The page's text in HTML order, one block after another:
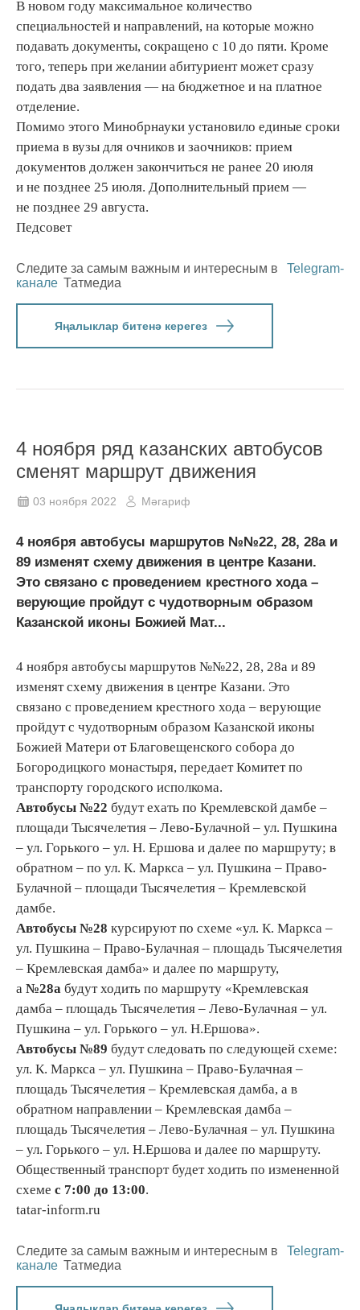
В новом году максимальное количество
специальностей и направлений, на которые можно
подавать документы, сокращено с 10 до пяти. Кроме
того, теперь при желании абитуриент может сразу
подать два заявления — на бюджетное и на платное
отделение.
Помимо этого Минобрнауки установило единые сроки
приема в вузы для очников и заочников: прием
документов должен закончиться не ранее 20 июля
и не позднее 25 июля. Дополнительный прием —
не позднее 29 августа.
Педсовет
Следите за самым важным и интересным в
Telegram-
канале Татмедиа
Яңалыклар битенә керегез
4 ноября ряд казанских автобусов
сменят маршрут движения
03 ноября 2022 Мәгариф
4 ноября автобусы маршрутов №№22, 28, 28а и
89 изменят схему движения в центре Казани.
Это связано с проведением крестного хода –
верующие пройдут с чудотворным образом
Казанской иконы Божией Мат...
4 ноября автобусы маршрутов №№22, 28, 28а и 89
изменят схему движения в центре Казани. Это
связано с проведением крестного хода – верующие
пройдут с чудотворным образом Казанской иконы
Божией Матери от Благовещенского собора до
Богородицкого монастыря, передает Комитет по
транспорту городского исполкома.
Автобусы №22 будут ехать по Кремлевской дамбе –
площади Тысячелетия – Лево-Булачной – ул. Пушкина
– ул. Горького – ул. Н. Ершова и далее по маршруту; в
обратном – по ул. К. Маркса – ул. Пушкина – Право-
Булачной – площади Тысячелетия – Кремлевской
дамбе.
Автобусы №28 курсируют по схеме «ул. К. Маркса –
ул. Пушкина – Право-Булачная – площадь Тысячелетия
– Кремлевская дамба» и далее по маршруту,
а №28а будут ходить по маршруту «Кремлевская
дамба – площадь Тысячелетия – Лево-Булачная – ул.
Пушкина – ул. Горького – ул. Н.Ершова».
Автобусы №89 будут следовать по следующей схеме:
ул. К. Маркса – ул. Пушкина – Право-Булачная –
площадь Тысячелетия – Кремлевская дамба, а в
обратном направлении – Кремлевская дамба –
площадь Тысячелетия – Лево-Булачная – ул. Пушкина
– ул. Горького – ул. Н.Ершова и далее по маршруту.
Общественный транспорт будет ходить по измененной
схеме с 7:00 до 13:00.
tatar-inform.ru
Следите за самым важным и интересным в
Telegram-
канале Татмедиа